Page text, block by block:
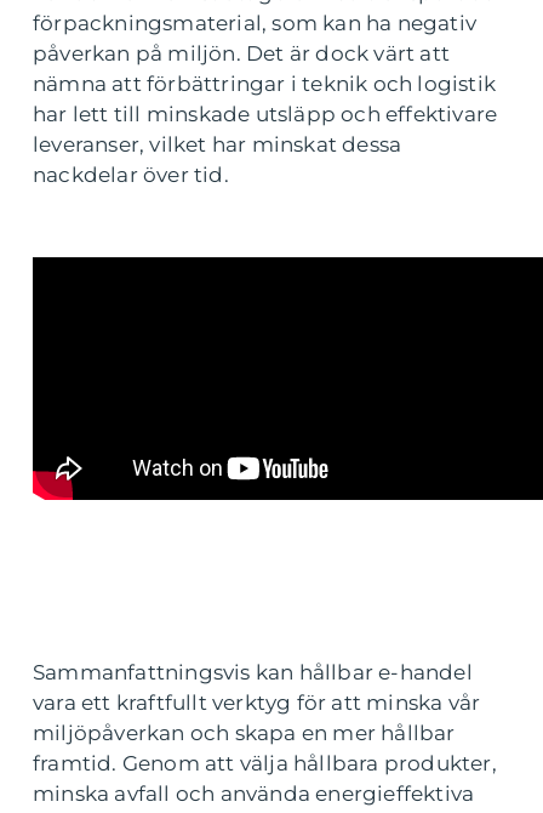
förpackningsmaterial, som kan ha negativ
påverkan på miljön. Det är dock värt att
nämna att förbättringar i teknik och logistik
har lett till minskade utsläpp och effektivare
leveranser, vilket har minskat dessa
nackdelar över tid.
Sammanfattningsvis kan hållbar e-handel
vara ett kraftfullt verktyg för att minska vår
miljöpåverkan och skapa en mer hållbar
framtid. Genom att välja hållbara produkter,
minska avfall och använda energieffektiva